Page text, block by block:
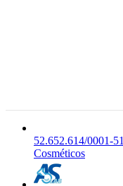
52.652.614/0001-51
Cosméticos